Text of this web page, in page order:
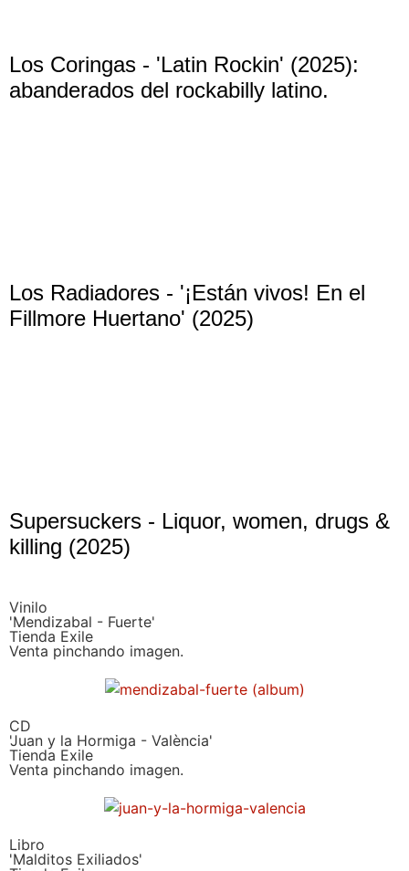
Los Coringas - 'Latin Rockin' (2025):
abanderados del rockabilly latino.
Los Radiadores - '¡Están vivos! En el
Fillmore Huertano' (2025)
Supersuckers - Liquor, women, drugs &
killing (2025)
Vinilo
'Mendizabal - Fuerte'
Tienda Exile
Venta pinchando imagen.
CD
'Juan y la Hormiga - València'
Tienda Exile
Venta pinchando imagen.
Libro
'Malditos Exiliados'